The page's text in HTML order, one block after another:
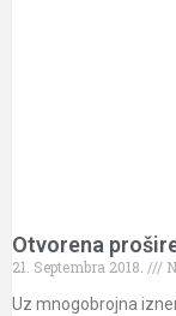
Otvorena
21. Septembra 2018.
Uz mnogobrojna